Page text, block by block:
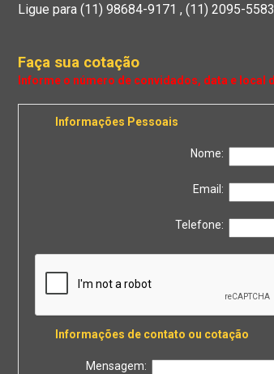
Ligue para(11) 98684-9171 ,(11) 2095-5583
Faça sua cotação
Informações Pessoais
Nome:
Email:
Telefone:
Informações de contato ou cotação
Mensagem: